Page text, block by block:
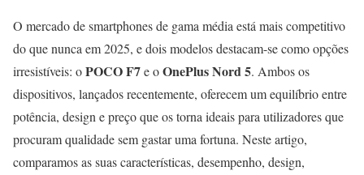
O mercado de smartphones de gama média está mais competitivo
do que nunca em 2025, e dois modelos destacam-se como opções
irresistíveis: oPOCO F7e oOnePlus Nord 5. Ambos os
dispositivos, lançados recentemente, oferecem um equilíbrio entre
potência, design e preço que os torna ideais para utilizadores que
procuram qualidade sem gastar uma fortuna. Neste artigo,
comparamos as suas características, desempenho, design,